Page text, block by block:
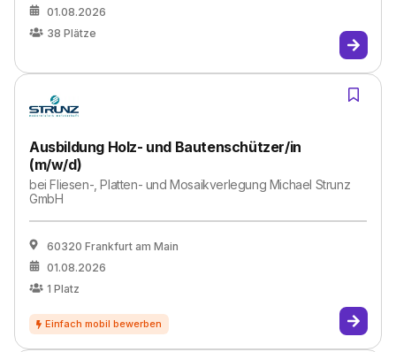
01.08.2026
38 Plätze
Ausbildung Holz- und Bautenschützer/in
(m/w/d)
beiFliesen-, Platten- und Mosaikverlegung Michael Strunz
GmbH
60320 Frankfurt am Main
01.08.2026
1 Platz